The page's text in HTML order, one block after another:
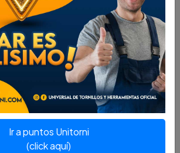
CUAD 1/2 30MM REF54530
Ir a puntos Unitorni
(click aquí)